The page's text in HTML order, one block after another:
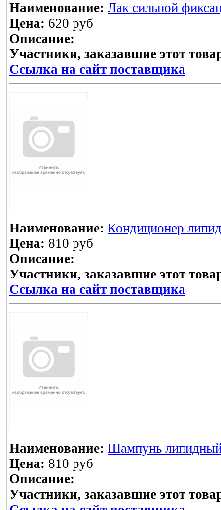
Наименование: Лак сильной
Цена: 620 руб
Описание:
Участники, заказавшие этот
Ссылка на сайт поставщика
Наименование: Кондиционер
Цена: 810 руб
Описание:
Участники, заказавшие этот
Ссылка на сайт поставщика
Наименование: Шампунь
Цена: 810 руб
Описание:
Участники, заказавшие этот